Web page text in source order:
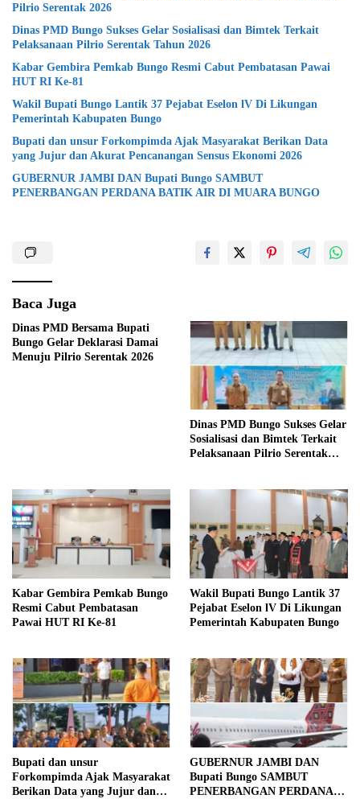
Pilrio Serentak 2026
Dinas PMD Bungo Sukses Gelar Sosialisasi dan Bimtek Terkait
Pelaksanaan Pilrio Serentak Tahun 2026
Kabar Gembira Pemkab Bungo Resmi Cabut Pembatasan Pawai
HUT RI Ke-81
Wakil Bupati Bungo Lantik 37 Pejabat Eselon lV Di Likungan
Pemerintah Kabupaten Bungo
Bupati dan unsur Forkompimda Ajak Masyarakat Berikan Data
yang Jujur dan Akurat Pencanangan Sensus Ekonomi 2026
GUBERNUR JAMBI DAN Bupati Bungo SAMBUT
PENERBANGAN PERDANA BATIK AIR DI MUARA BUNGO
Baca Juga
Dinas PMD Bersama Bupati
Bungo Gelar Deklarasi Damai
Menuju Pilrio Serentak 2026
Dinas PMD Bungo Sukses Gelar
Sosialisasi dan Bimtek Terkait
Pelaksanaan Pilrio Serentak
Kabar Gembira Pemkab Bungo
Resmi Cabut Pembatasan
Pawai HUT RI Ke-81
Wakil Bupati Bungo Lantik 37
Pejabat Eselon lV Di Likungan
Pemerintah Kabupaten Bungo
Bupati dan unsur
Forkompimda Ajak Masyarakat
Berikan Data yang Jujur dan
GUBERNUR JAMBI DAN
Bupati Bungo SAMBUT
PENERBANGAN PERDANA